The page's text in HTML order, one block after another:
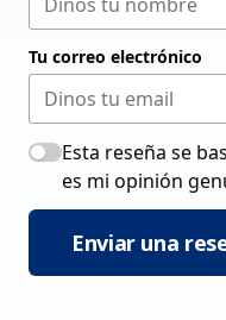
Tu correo electrónico
Esta reseña se
es mi opinión
Enviar una